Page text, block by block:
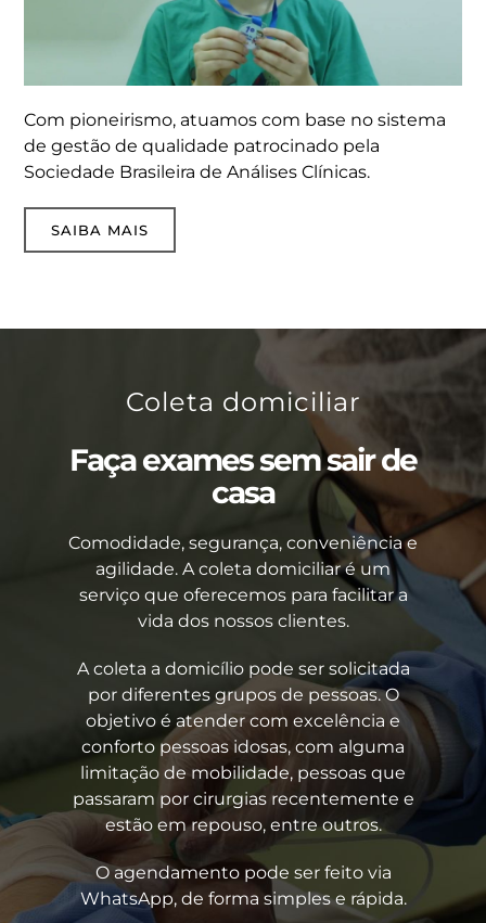
Com pioneirismo, atuamos com base no sistema
de gestão de qualidade patrocinado pela
Sociedade Brasileira de Análises Clínicas.
SAIBA MAIS
Coleta domiciliar
Faça exames sem sair de
casa
Comodidade, segurança, conveniência e
agilidade. A coleta domiciliar é um
serviço que oferecemos para facilitar a
vida dos nossos clientes.
A coleta a domicílio pode ser solicitada
por diferentes grupos de pessoas. O
objetivo é atender com excelência e
conforto pessoas idosas, com alguma
limitação de mobilidade, pessoas que
passaram por cirurgias recentemente e
estão em repouso, entre outros.
O agendamento pode ser feito via
WhatsApp, de forma simples e rápida.